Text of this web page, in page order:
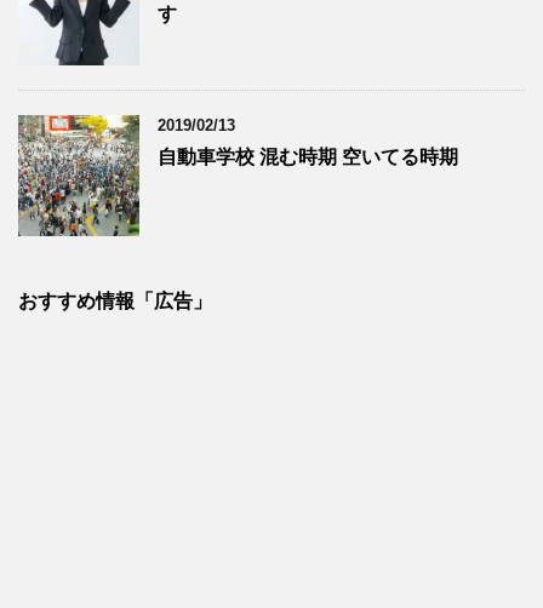
す
2019/02/13
自動車学校 混む時期 空いてる時期
おすすめ情報「広告」